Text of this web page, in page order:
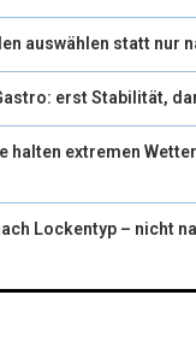
auswählen statt nur
erst Stabilität,
halten extremen
Lockentyp – nicht